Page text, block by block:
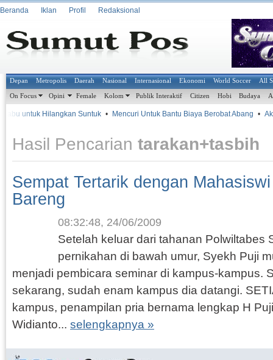
Beranda Iklan Profil Redaksional
Depan Metropolis Daerah Nasional Internasional Ekonomi World Soccer All
On Focus Opini Female Kolom Publik Interaktif Citizen Hobi Budaya
untuk Hilangkan Suntuk • Mencuri Untuk Bantu Biaya Berobat Abang •
Hasil Pencarian tarakan+tasbih
Sempat Tertarik dengan
Bareng
08:32:48, 24/06/2009
Setelah keluar dari tahanan Polwiltabes
pernikahan di bawah umur, Syekh Puji
menjadi pembicara seminar di kampus-kampus.
sekarang, sudah enam kampus dia datangi.
kampus, penampilan pria bernama lengkap H
Widianto... selengkapnya »